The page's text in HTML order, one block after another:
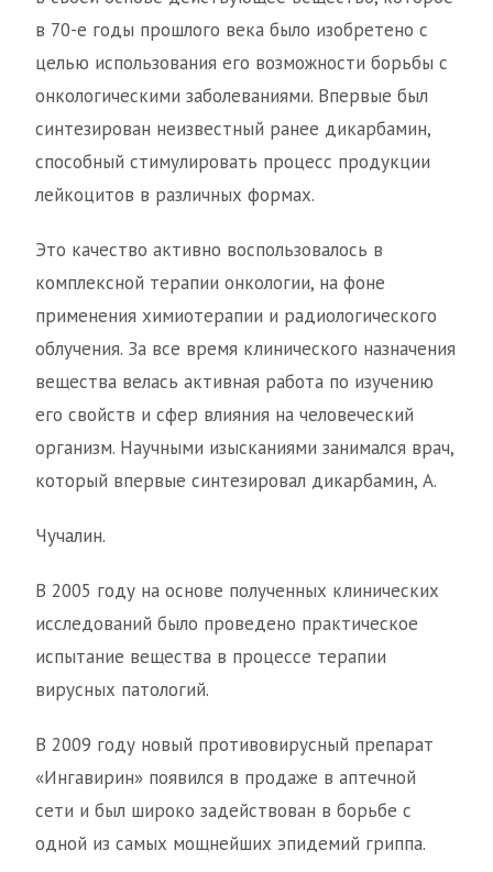
в 70-е годы прошлого века было изобретено с
целью использования его возможности борьбы с
онкологическими заболеваниями. Впервые был
синтезирован неизвестный ранее дикарбамин,
способный стимулировать процесс продукции
лейкоцитов в различных формах.
Это качество активно воспользовалось в
комплексной терапии онкологии, на фоне
применения химиотерапии и радиологического
облучения. За все время клинического назначения
вещества велась активная работа по изучению
его свойств и сфер влияния на человеческий
организм. Научными изысканиями занимался врач,
который впервые синтезировал дикарбамин, А.
Чучалин.
В 2005 году на основе полученных клинических
исследований было проведено практическое
испытание вещества в процессе терапии
вирусных патологий.
В 2009 году новый противовирусный препарат
«Ингавирин» появился в продаже в аптечной
сети и был широко задействован в борьбе с
одной из самых мощнейших эпидемий гриппа.